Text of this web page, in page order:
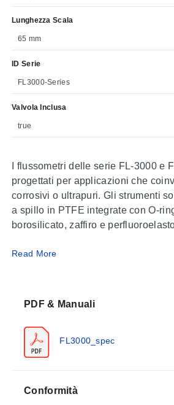
Lunghezza Scala
65 mm
ID Serie
FL3000-Series
Valvola Inclusa
true
I flussometri delle serie FL-3000 e
progettati per applicazioni che
corrosivi o ultrapuri. Gli strumenti
a spillo in PTFE integrate con O-
borosilicato, zaffiro e
Il design speciale della scala, in cui
l’affaticamento visivo, garantendo
policarbonato funge anche da lente
rendendo questi flussometri ad
facili da leggere rispetto ai modelli
SPECIFICHE
Read More
PDF & Manuali
FL3000_spec
Conformità